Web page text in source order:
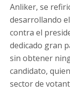
Anliker, se
desarrollando
contra el
dedicado gran
sin obtener
candidato,
sector de